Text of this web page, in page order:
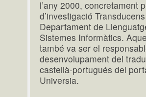
l’any 2000, concretament
d’investigació
Departament de
Sistemes Informàtics.
també va ser el
desenvolupament del
castellà-portugués del
Universia.